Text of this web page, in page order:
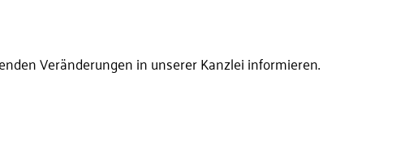
Veränderungen in unserer Kanzlei informieren.